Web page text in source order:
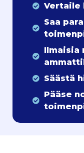
Vertaile
Saa
Ilmaisia
Säästä
Pääse